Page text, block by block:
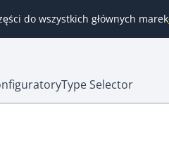
do wszystkich głównych marek
Type Selector